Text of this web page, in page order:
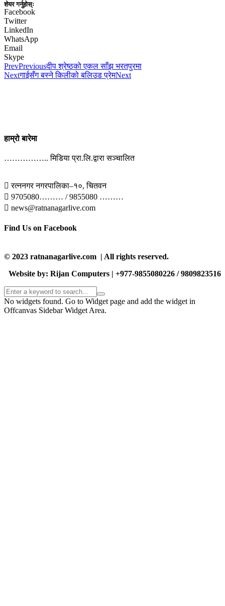
शेयर गर्नुहोस्ः
Facebook
Twitter
LinkedIn
WhatsApp
Email
Skype
PrevPreviousदीप श्रेष्ठको एकल साँझ भरतपुरमा
Nextगाईसँग बस्ने किलीको बलिउड प्रेमNext
हाम्रो बारेमा
…………….. मिडिया प्रा.लि.द्वारा सञ्चालित
 रत्ननगर नगरपालिका–१०, चितवन
 9705080……… / 9855080 ………
 news@ratnanagarlive.com
Find Us on Facebook
© 2023 ratnanagarlive.com | All rights reserved.
Website by: Rijan Computers | +977-9855080226 / 9809823516
No widgets found. Go to Widget page and add the widget in
Offcanvas Sidebar Widget Area.